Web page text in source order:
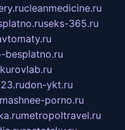
cleanmedicine.ru
seks-365.ru
besplatno.ru
don-ykt.ru
porno.ru
metropoltravel.ru